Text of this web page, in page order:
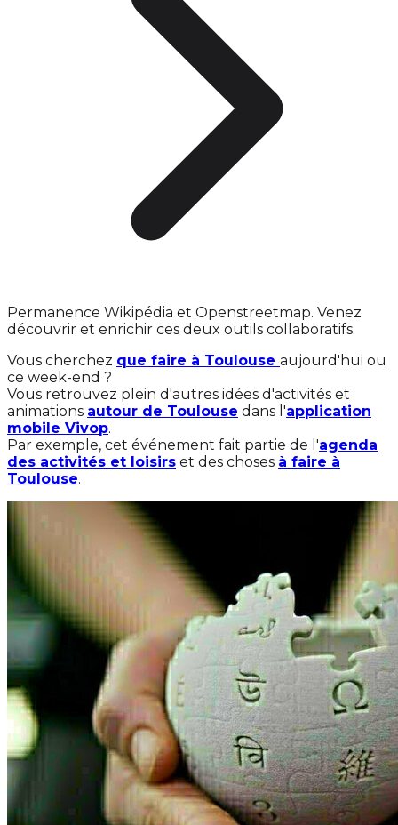
Permanence Wikipédia et Openstreetmap. Venez
découvrir et enrichir ces deux outils collaboratifs.
Vous cherchez que faire à Toulouse aujourd'hui ou
ce week-end ?
Vous retrouvez plein d'autres idées d'activités et
animations autour de Toulouse dans l'application
mobile Vivop.
Par exemple, cet événement fait partie de l'agenda
des activités et loisirs et des choses à faire à
Toulouse.